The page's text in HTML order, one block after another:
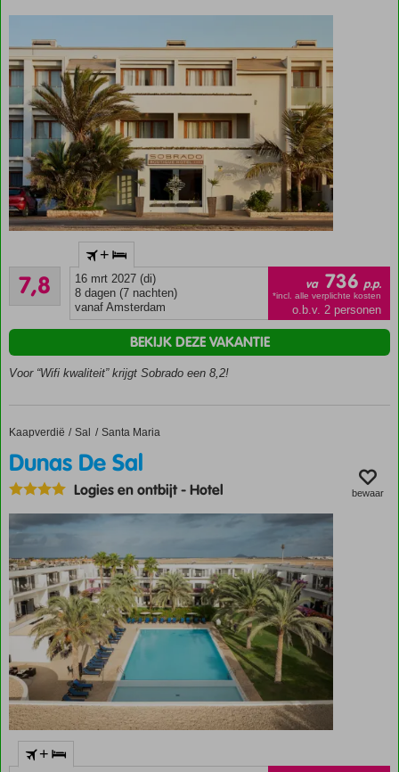
loopafstand
van Santa
Maria en
2
restaurants
Plus of
Plus ook
mogelijk!
7,8
Goed
10
beoordelingen
+
16 mrt 2027 (di)
8 dagen (7 nachten)
vanaf Amsterdam
va 736 p.p.
*incl. alle verplichte kosten
o.b.v. 2 personen
Voor “Wifi kwaliteit” krijgt Sobrado een 8,2!
BEKIJK DEZE VAKANTIE
Home
Kaapverdië Sal Santa Maria
Dunas De Sal
Dunas De Sal
Logies en ontbijt-Hotel bewaar
+